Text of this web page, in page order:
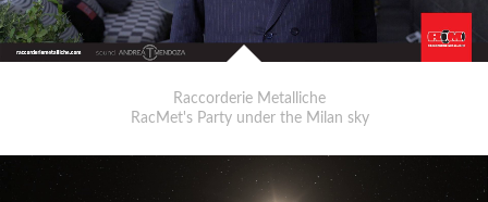
Raccorderie Metalliche
RacMet's Party under the Milan sky